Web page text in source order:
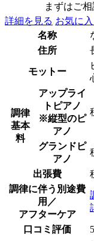
まずはご相
詳細を見る お気に
名称
住所
モットー
調律
基本
料
アップライ
トピアノ
※縦型のピ
アノ
グランドピ
アノ
出張費
調律に伴う別途費
用／
アフターケア
口コミ評価